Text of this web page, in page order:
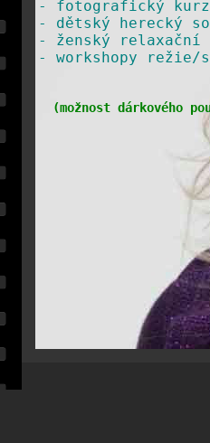
- fotografický kurz
- dětský herecký
- ženský relaxační
​- workshopy
(možnost dárkového